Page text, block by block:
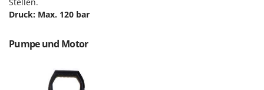
Nudelmaschinen
Obstmühlen Obsthäcksler Obstmuser
Olivenernter und Schüttler
FINI
Fiskars
Fontana Forni
Druck: Max. 120 bar
Pumpe und Motor